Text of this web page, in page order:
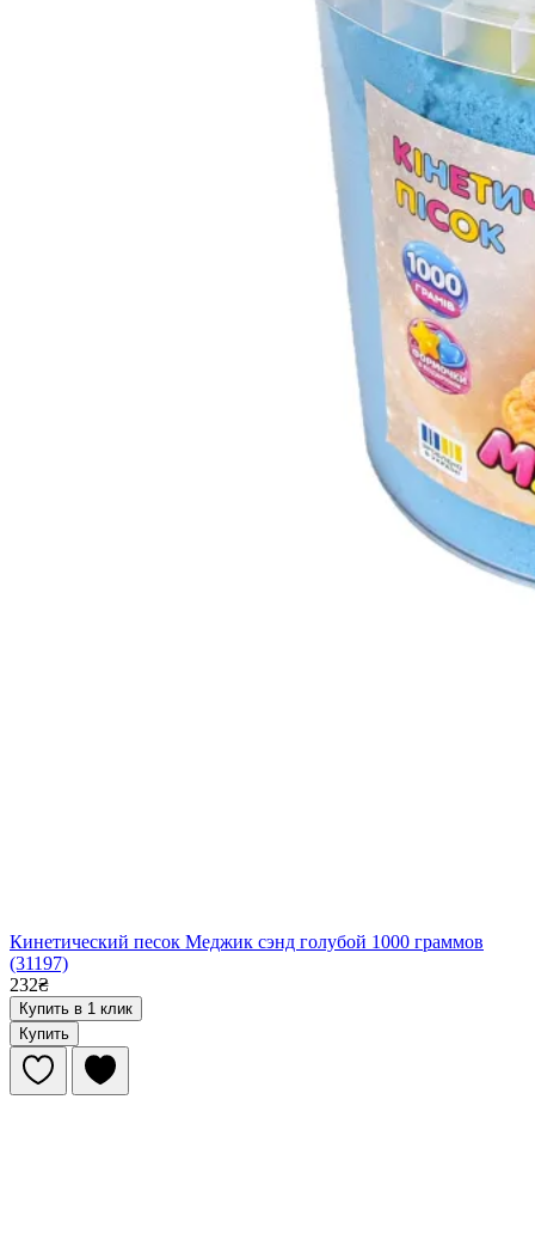
Кинетический песок Меджик сэнд голубой 1000 граммов
(31197)
232₴
Купить в 1 клик
Купить